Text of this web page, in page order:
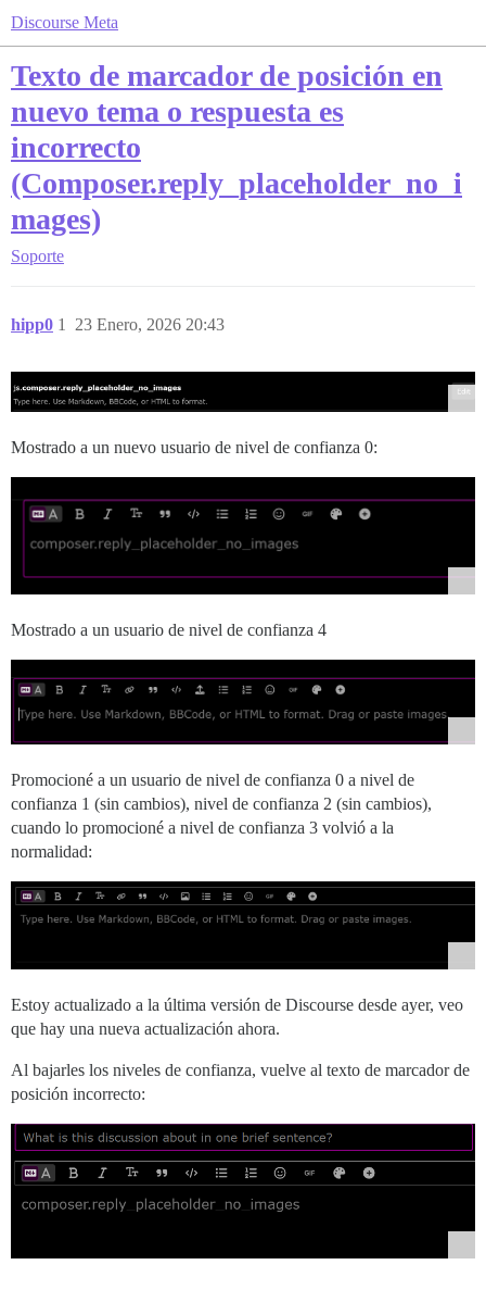
Discourse Meta
Texto de marcador de posición en
nuevo tema o respuesta es
incorrecto
(Composer.reply_placeholder_no_i
mages)
Soporte
hipp0 23 Enero, 2026 20:43
1
Mostrado a un nuevo usuario de nivel de confianza 0:
Mostrado a un usuario de nivel de confianza 4
Promocioné a un usuario de nivel de confianza 0 a nivel de
confianza 1 (sin cambios), nivel de confianza 2 (sin cambios),
cuando lo promocioné a nivel de confianza 3 volvió a la
normalidad:
Estoy actualizado a la última versión de Discourse desde ayer, veo
que hay una nueva actualización ahora.
Al bajarles los niveles de confianza, vuelve al texto de marcador de
posición incorrecto: